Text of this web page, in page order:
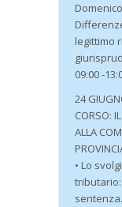
legittimo
09:00 -
24
CORSO:
ALLA
• Lo
sentenza.